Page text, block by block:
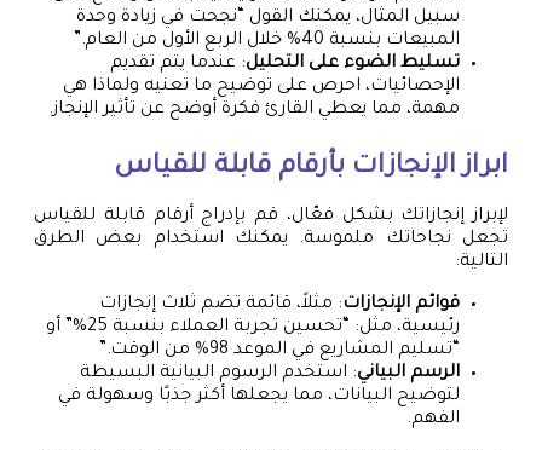
سبيل المثال، يمكنك القول “نجحت في زيادة وحدة
المبيعات بنسبة 40% خلال الربع الأول من العام.”
تسليط الضوء على التحليل: عندما يتم تقديم
الإحصائيات، احرص على توضيح ما تعنيه ولماذا هي
مهمة، مما يعطي القارئ فكرة أوضح عن تأثير الإنجاز.
ابراز الإنجازات بأرقام قابلة للقياس
لإبراز إنجازاتك بشكل فعّال، قم بإدراج أرقام قابلة للقياس
تجعل نجاحاتك ملموسة. يمكنك استخدام بعض الطرق
التالية:
قوائم الإنجازات: مثلاً، قائمة تضم ثلاث إنجازات
رئيسية، مثل: “تحسين تجربة العملاء بنسبة 25%” أو
“تسليم المشاريع في الموعد 98% من الوقت.”
الرسم البياني: استخدم الرسوم البيانية البسيطة
لتوضيح البيانات، مما يجعلها أكثر جذبًا وسهولة في
الفهم.